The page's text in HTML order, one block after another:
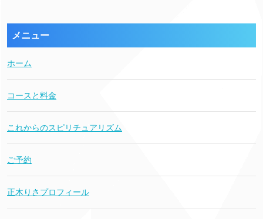
メニュー
ホーム
コースと料金
これからのスピリチュアリズム
ご予約
正木りさプロフィール